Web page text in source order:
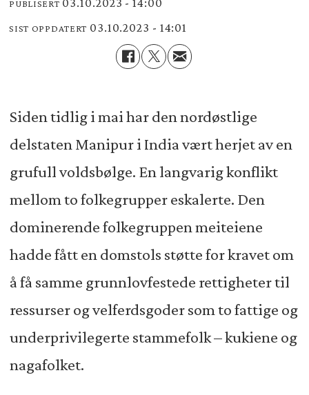
PUBLISERT
SIST OPPDATERT 03.10.2023 - 14:01
Siden tidlig i mai har den nordøstlige
delstaten Manipur i India vært herjet av en
grufull voldsbølge. En langvarig konflikt
mellom to folkegrupper eskalerte. Den
dominerende folkegruppen meiteiene
hadde fått en domstols støtte for kravet om
å få samme grunnlovfestede rettigheter til
ressurser og velferdsgoder som to fattige og
underprivilegerte stammefolk – kukiene og
nagafolket.